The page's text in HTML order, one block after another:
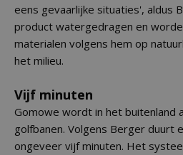
eens gevaarlijke situaties', aldus
product watergedragen en
materialen volgens hem op
het milieu.
Vijf minuten
Gomowe wordt in het buitenland
golfbanen. Volgens Berger duurt
ongeveer vijf minuten. Het